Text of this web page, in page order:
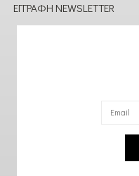
ΕΓΓΡΑΦΉ NEWSLETTER